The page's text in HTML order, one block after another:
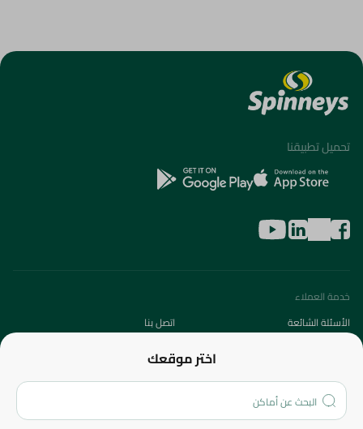
اختر موقعك
تحميل تطبيقنا
خدمة العملاء
الأسئلة الشائعة
اتصل بنا
من نحن؟
الفروع
المزيد